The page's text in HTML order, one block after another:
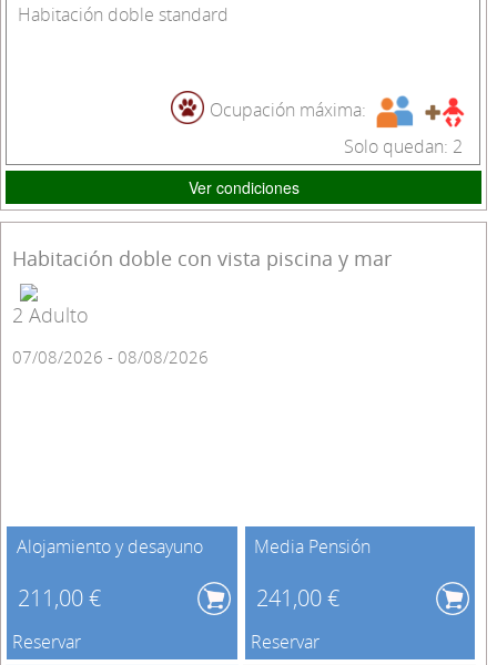
Habitación doble standard
Ocupación máxima:
Solo quedan: 2
Ver condiciones
Habitación doble con vista piscina y mar
2 Adulto
07/08/2026 - 08/08/2026
Alojamiento y desayuno
211,00 €
Reservar
Media Pensión
241,00 €
Reservar